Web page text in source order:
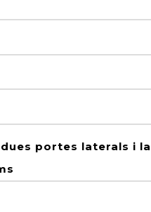
portes laterals i